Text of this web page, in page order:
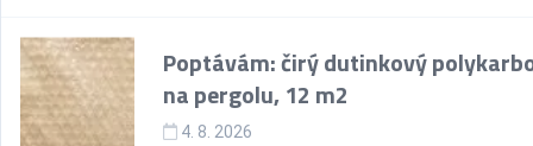
Poptávám: čirý dutinkový
na pergolu, 12 m2
4. 8. 2026